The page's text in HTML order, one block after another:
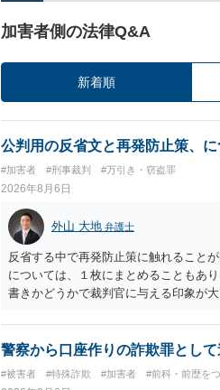
加害者側の法律Q&A
新着順
公判用の反省文と再発防止策、に
#加害者 #刑事裁判 #万引き・窃盗罪
2026年8月6日
外山 大地 弁護士
反省する中で再発防止策に触れること
については、１枚にまとめることもあ
書きかどうかで裁判官に与える印象が
警察から口座作りの詐欺罪として
#被害者 #特殊詐欺 #加害者 #前科・前歴を